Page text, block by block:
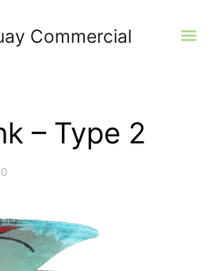
Commercial
– Type 2